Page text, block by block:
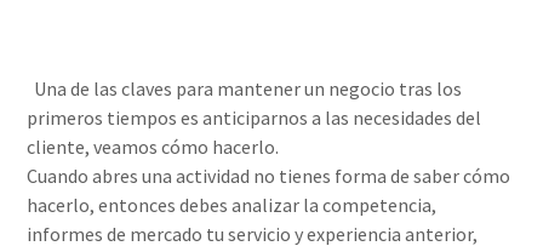
Una de las claves para mantener un negocio tras los
primeros tiempos es anticiparnos a las necesidades del
cliente, veamos cómo hacerlo.
Cuando abres una actividad no tienes forma de saber cómo
hacerlo, entonces debes analizar la competencia,
informes de mercado tu servicio y experiencia anterior,